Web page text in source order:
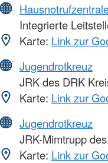
Integrierte
Karte: Link zur
Jugendrotkreuz
JRK des DRK
Karte: Link zur
Jugendrotkreuz
JRK-Mimtrupp
Karte: Link zur